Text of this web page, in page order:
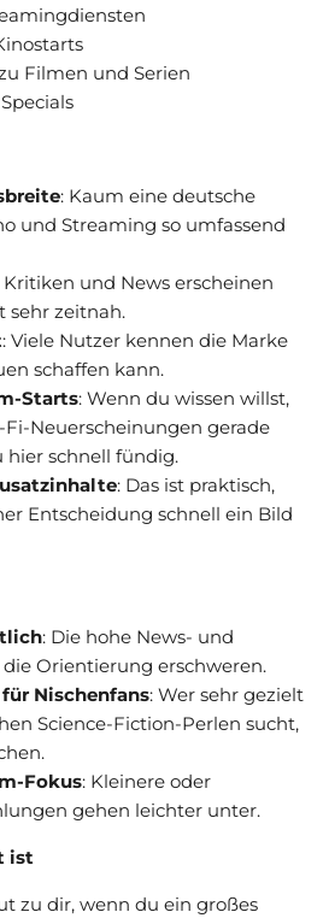
Filmen und Serien
: Kaum eine deutsche
und Streaming so umfassend
Kritiken und News erscheinen
sehr zeitnah.
: Viele Nutzer kennen die Marke
schaffen kann.
Starts: Wenn du wissen willst,
Fi-Neuerscheinungen gerade
hier schnell fündig.
: Das ist praktisch,
Entscheidung schnell ein Bild
: Die hohe News- und
Orientierung erschweren.
Nischenfans: Wer sehr gezielt
Science-Fiction-Perlen sucht,
Fokus: Kleinere oder
gehen leichter unter.
ist
zu dir, wenn du ein großes